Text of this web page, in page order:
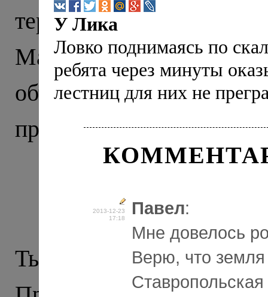
территории
Маршрут нашего
объединил
православия на
Тырныауз –
У Лика
Ловко поднимаясь по
ребята через минуты
лестниц для них не
2013-12-23
17:18
Павел:
Мне довелось
Верю, что